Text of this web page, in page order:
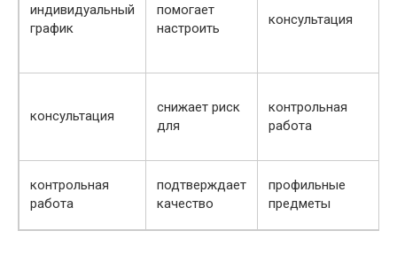
индивидуальный
график
помогает
настроить
консультация
консультация
снижает риск
для
контрольная
работа
контрольная
работа
подтверждает
качество
профильные
предметы